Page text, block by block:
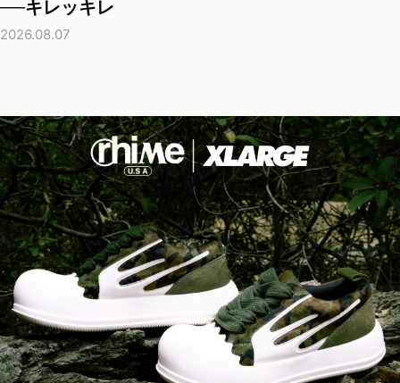
──キレッキレ
2026.08.07